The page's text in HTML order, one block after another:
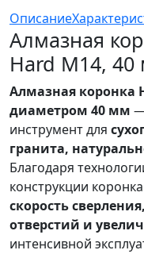
Описание
Алмазная
Hard M14,
Алмазная коронка
диаметром 40 мм
инструмент для
гранита,
Благодаря
конструкции
скорость
отверстий и
интенсивной